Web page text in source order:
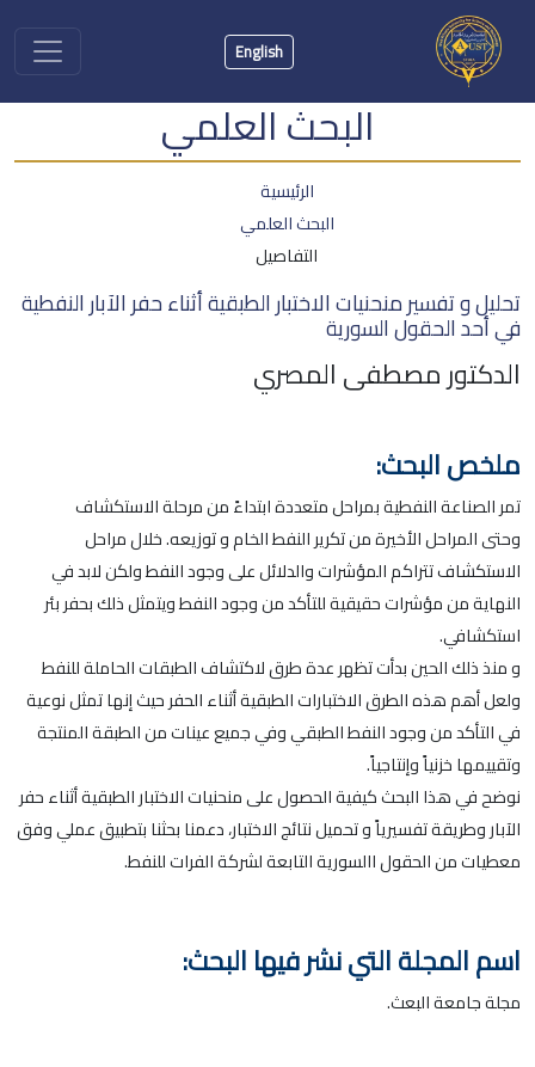
English
البحث العلمي
الرئيسية
البحث العلمي
التفاصيل
تحليل و تفسير منحنيات الاختبار الطبقية أثناء حفر الآبار النفطية
في أحد الحقول السورية
الدكتور مصطفى المصري
ملخص البحث:
تمر الصناعة النفطية بمراحل متعددة ابتداءً من مرحلة الاستكشاف
وحتى المراحل الأخيرة من تكرير النفط الخام و توزيعه. خلال مراحل
الاستكشاف تتراكم المؤشرات والدلائل على وجود النفط ولكن لابد في
النهاية من مؤشرات حقيقية للتأكد من وجود النفط ويتمثل ذلك بحفر بئر
استكشافي.
و منذ ذلك الحين بدأت تظهر عدة طرق لاكتشاف الطبقات الحاملة للنفط
ولعل أهم هذه الطرق الاختبارات الطبقية أثناء الحفر حيث إنها تمثل نوعية
في التأكد من وجود النفط الطبقي وفي جميع عينات من الطبقة المنتجة
وتقييمها خزنياً وإنتاجياً.
نوضح في هذا البحث كيفية الحصول على منحنيات الاختبار الطبقية أثناء حفر
الآبار وطريقة تفسيرياً و تحميل نتائج الاختبار، دعمنا بحثنا بتطبيق عملي وفق
معطيات من الحقول االسورية التابعة لشركة الفرات للنفط.
اسم المجلة التي نشر فيها البحث:
مجلة جامعة البعث.